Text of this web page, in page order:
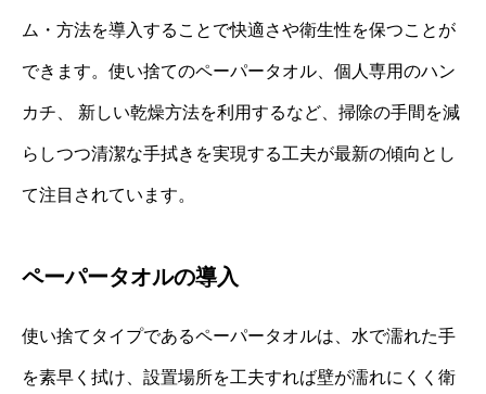
ム・方法を導入することで快適さや衛生性を保つことが
できます。使い捨てのペーパータオル、個人専用のハン
カチ、 新しい乾燥方法を利用するなど、掃除の手間を減
らしつつ清潔な手拭きを実現する工夫が最新の傾向とし
て注目されています。
ペーパータオルの導入
使い捨てタイプであるペーパータオルは、水で濡れた手
を素早く拭け、設置場所を工夫すれば壁が濡れにくく衛